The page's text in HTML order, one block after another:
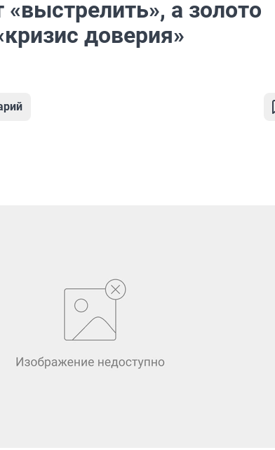
а золото
доверия»